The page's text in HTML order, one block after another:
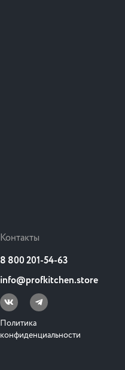
Контакты
8 800 201-54-63
info@profkitchen.store
Политика
конфиденциальности